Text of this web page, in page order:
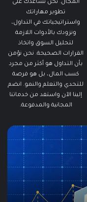
المجال. نحن نساعدك على
تطوير مهاراتك
واستراتيجياتك في التداول،
ونزودك بالأدوات اللازمة
لتحليل السوق واتخاذ
القرارات الصحيحة. نحن نؤمن
بأن التداول هو أكثر من مجرد
كسب المال، بل هو فرصة
للتحدي والتعلم والنمو. انضم
إلينا الآن واستفد من خدماتنا
المجانية والمدفوعة.